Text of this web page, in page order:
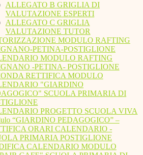
ALLEGATO B GRIGLIA DI
VALUTAZIONE ESPERTI
ALLEGATO C GRIGLIA
VALUTAZIONE TUTOR
MODULO RAFTING
PETINA-POSTIGLIONE
MODULO RAFTING
-PETINA- POSTIGLIONE
RETTIFICA MODULO
"GIARDINO
SCUOLA PRIMARIA DI
PROGETTO SCUOLA VIVA
“GIARDINO PEDAGOGICO” –
ORARI CALENDARIO -
PRIMARIA POSTIGLIONE
CALENDARIO MODULO